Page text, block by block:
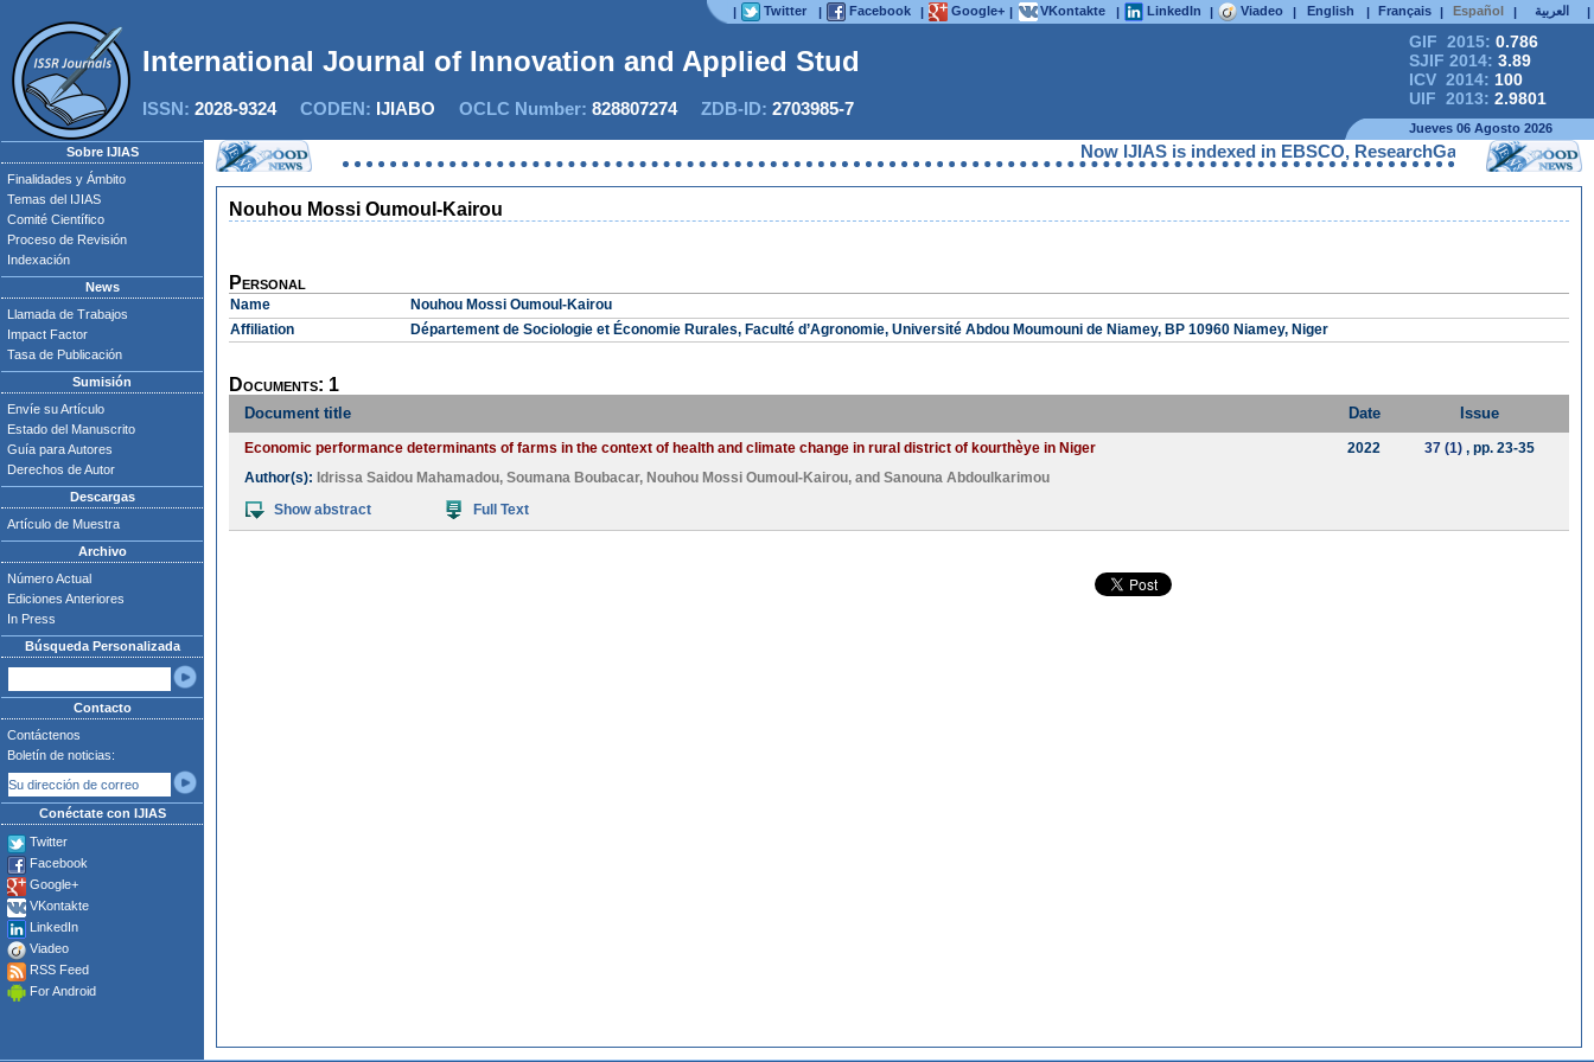
| Twitter | Facebook | Google+ | VKontakte | LinkedIn | Viadeo | English | Français | Español | العربية |
GIF 2015: 0.786
SJIF 2014: 3.89
ICV 2014: 100
UIF 2013: 2.9801
International Journal of Innovation and Applied Studie
ISSN: 2028-9324CODEN: IJIABO OCLC Number: 828807274ZDB-ID: 2703985-7
Jueves 06 Agosto 2026
Sobre IJIAS
Finalidades y Ámbito
Temas del IJIAS
Comité Científico
Proceso de Revisión
Indexación
News
Llamada de Trabajos
Impact Factor
Tasa de Publicación
Sumisión
Envíe su Artículo
Estado del Manuscrito
Guía para Autores
Derechos de Autor
Descargas
Artículo de Muestra
Archivo
Número Actual
Ediciones Anteriores
In Press
Búsqueda Personalizada
Contacto
Contáctenos
Boletín de noticias:
Conéctate con IJIAS
Twitter
Facebook
Google+
VKontakte
LinkedIn
Viadeo
RSS Feed
For Android
Now IJIAS is indexed in EBSCO, ResearchGate, ProQuest,
Nouhou Mossi Oumoul-Kairou
Personal
Name
Nouhou Mossi Oumoul-Kairou
Affiliation
Département de Sociologie et Économie Rurales, Faculté d’Agronomie, Université Abdou Moumouni de Niamey, BP 10960 Niamey, Niger
Documents: 1
Document title Date Issue
Economic performance determinants of farms in the context of health and climate change in rural district of kourthèye in Niger
Author(s): Idrissa Saidou Mahamadou, Soumana Boubacar, Nouhou Mossi Oumoul-Kairou, and Sanouna Abdoulkarimou
Show abstract
Full Text
2022 37 (1), pp. 23-35